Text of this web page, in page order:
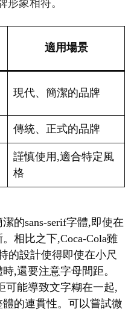
形象相符。
適用場景
現代、簡潔的品牌
傳統、正式的品牌
謹慎使用,適合特定風
格
的sans-serif字體,即使在
相比之下,Coca-Cola雖
的設計使得即使在小尺
,還要注意字母間距。
可能導致文字糊在一起,
的連貫性。可以嘗試微